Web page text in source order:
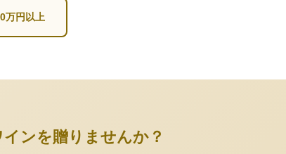
万円以上
ンを贈りませんか？